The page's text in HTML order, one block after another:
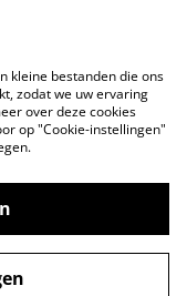
kleine bestanden die ons
zodat we uw ervaring
over deze cookies
op "Cookie-instellingen"